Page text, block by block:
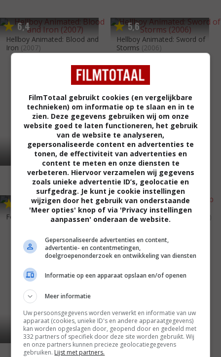
6,4
Hellboy Animated: Blood and
Iron (2007)
5,6
Hellboy Animated: Sword of
Storms (2006)
For the Love of a Child (2006)
5,4
Thru the Moebius Strip (2005)
FilmTotaal gebruikt cookies (en vergelijkbare
technieken) om informatie op te slaan en in te
zien. Deze gegevens gebruiken wij om onze
website goed te laten functioneren, het gebruik
van de website te analyseren,
gepersonaliseerde content en advertenties te
tonen, de effectiviteit van advertenties en
content te meten en onze diensten te
verbeteren. Hiervoor verzamelen wij gegevens
zoals unieke advertentie ID’s, geolocatie en
surfgedrag. Je kunt je cookie instellingen
wijzigen door het gebruik van onderstaande
'Meer opties' knop of via 'Privacy instellingen
aanpassen' onderaan de website.
Gepersonaliseerde advertenties en content,
advertentie- en contentmetingen,
doelgroepenonderzoek en ontwikkeling van diensten
Informatie op een apparaat opslaan en/of openen
Meer informatie
Uw persoonsgegevens worden verwerkt en informatie van uw
apparaat (cookies, unieke ID's en andere apparaatgegevens)
kan worden opgeslagen door, geopend door en gedeeld met
332 partners of specifiek door deze site worden gebruikt. Wij
en onze partners kunnen precieze geolocatiegegevens
gebruiken. Lijst met partners.